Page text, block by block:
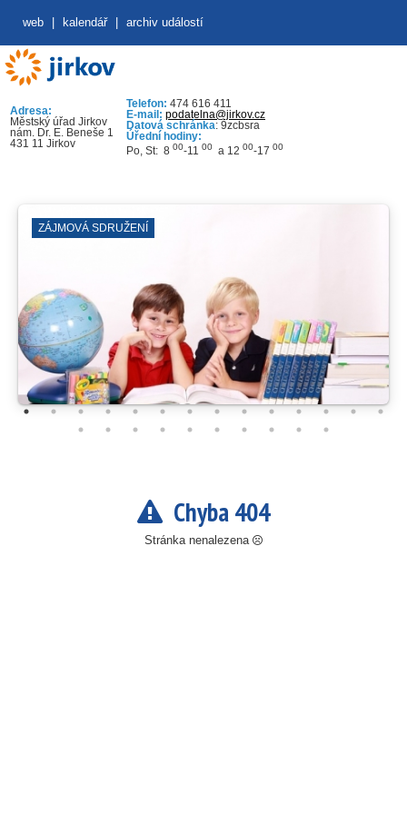
web kalendář archiv událostí
Adresa:
Městský úřad Jirkov
nám. Dr. E. Beneše 1
431 11 Jirkov
Telefon: 474 616 411
E-mail: podatelna@jirkov.cz
Datová schránka: 9zcbsra
Úřední hodiny:
Po, St: 8 00-11 00 a 12 00-17 00
ZÁJMOVÁ SDRUŽENÍ
Chyba 404
Stránka nenalezena